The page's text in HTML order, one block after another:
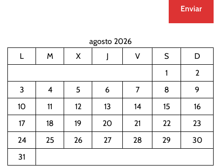
agosto 2026
L
M X J V S
D
1
2
3
4 5 6 7 8
9
10
11 12 13 14 15
16
17
18 19 20 21 22
23
24
25 26 27 28 29
30
31